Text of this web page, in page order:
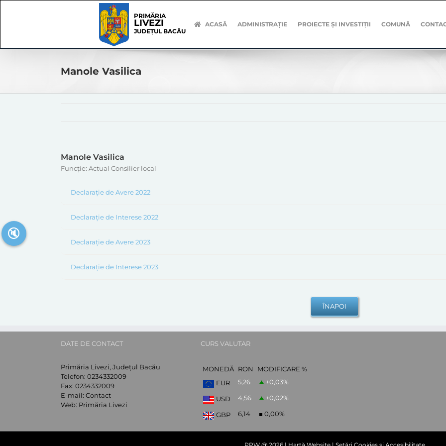
PRIMĂRIA
LIVEZI
JUDEȚUL BACĂU
ACASĂ ADMINISTRAȚIE PROIECTE ȘI INVESTIȚII COMUNĂ
Manole Vasilica
Manole Vasilica
Funcție: Actual Consilier local
Declarație de Avere 2022
Declarație de Interese 2022
Declarație de Avere 2023
Declarație de Interese 2023
DATE DE CONTACT
Primăria Livezi, Județul Bacău
Telefon: 0234332009
Fax: 0234332009
E-mail: Contact
Web: Primăria Livezi
CURS VALUTAR
MONEDĂ RON
MODIFICARE %
EUR
5,26 +0,03%
USD 4,56 +0,02%
GBP 6,14 0,00%
🔇